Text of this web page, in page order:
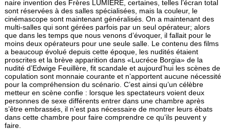
naire invention des Frères LUMIERE, certaines, telles l’écran total
sont réservées à des salles spécialisées, mais la couleur, le
cinémascope sont maintenant généralisés. On a maintenant des
multi-salles qui sont gérées parfois par un seul opérateur; alors
que dans les temps que nous venons d’évoquer, il fallait pour le
moins deux opérateurs pour une seule salle. Le contenu des films
a beaucoup évolué depuis cette époque, les nudités étaient
proscrites et la brève apparition dans «Lucréce Borgia» de la
nudité d’Edwige Feuillère, fit scandale et aujourd’hui les scènes de
copulation sont monnaie courante et n’apportent aucune nécessité
pour la compréhension du scénario. C’est ainsi qu’un célèbre
metteur en scène confie : lorsque les spectateurs voient deux
personnes de sexe différents entrer dans une chambre après
s’être embrassés, il n’est pas nécessaire de montrer leurs ébats
dans cette chambre pour faire comprendre ce qu’ils peuvent y
faire.